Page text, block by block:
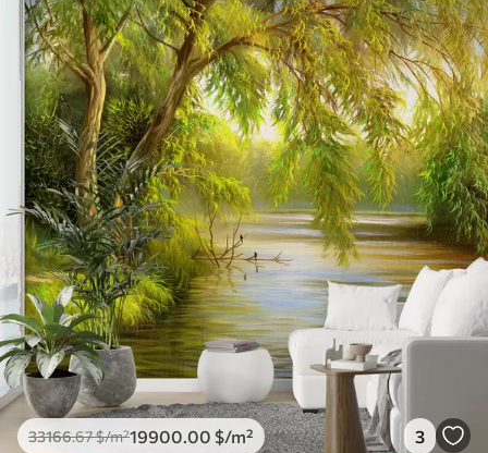
33166.67$/m²19900 .00 $/m² 3